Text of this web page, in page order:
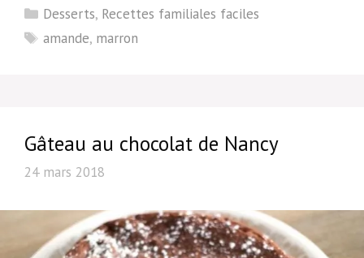
Catégories
Desserts, Recettes familiales faciles
Étiquettes
amande, marron
Gâteau au chocolat de Nancy
24 mars 2018